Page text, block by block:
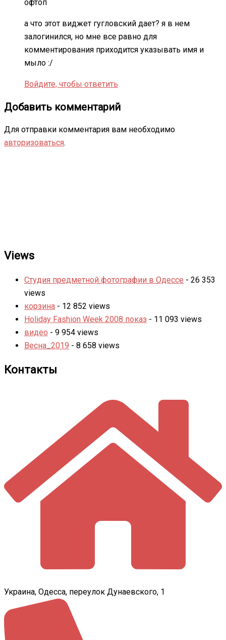
офтоп
а что этот виджет гугловский дает? я в нем
залогинился, но мне все равно для
комментирования приходится указывать имя и
мыло :/
Войдите, чтобы ответить
Добавить комментарий
Для отправки комментария вам необходимо
авторизоваться.
Views
Студия предметной фотографии в Одессе - 26 353
views
корзина - 12 852 views
Holiday Fashion Week 2008 показ - 11 093 views
видео - 9 954 views
Весна_2019 - 8 658 views
Контакты
Украина, Одесса, переулок Дунаевского, 1